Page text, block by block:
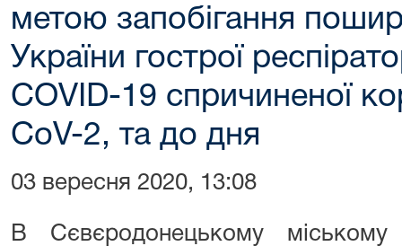
метою запобігання
України гострої
COVID-19 спричиненої
CoV-2, та до дня
03 вересня 2020, 13:08
В Сєвєродонецькому міському